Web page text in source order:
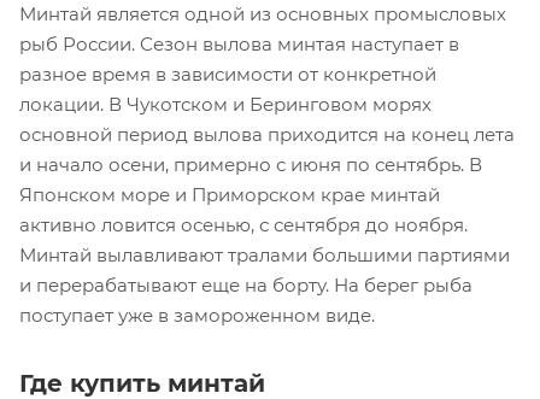
Минтай является одной из основных промысловых
рыб России. Сезон вылова минтая наступает в
разное время в зависимости от конкретной
локации. В Чукотском и Беринговом морях
основной период вылова приходится на конец лета
и начало осени, примерно с июня по сентябрь. В
Японском море и Приморском крае минтай
активно ловится осенью, с сентября до ноября.
Минтай вылавливают тралами большими партиями
и перерабатывают еще на борту. На берег рыба
поступает уже в замороженном виде.
Где купить минтай